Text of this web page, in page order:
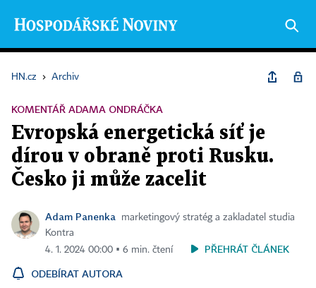
HN.cz › Archiv
KOMENTÁŘ ADAMA ONDRÁČKA
Evropská energetická síť je
dírou v obraně proti Rusku.
Česko ji může zacelit
Adam Panenka
marketingový stratég a zakladatel studia
Kontra
4. 1. 2024 00:00 ▪ 6 min. čtení
PŘEHRÁT ČLÁNEK
ODEBÍRAT AUTORA